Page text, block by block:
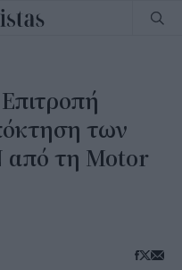
των
από τη Motor